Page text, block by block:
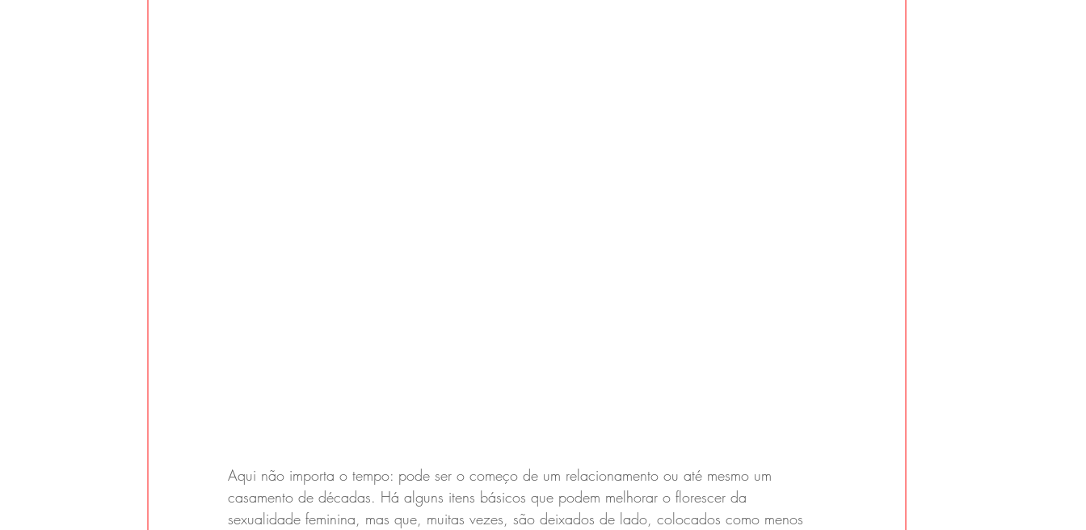
Aqui não importa o tempo: pode ser o começo de um relacionamento ou até mesmo um
casamento de décadas. Há alguns itens básicos que podem melhorar o florescer da
sexualidade feminina, mas que, muitas vezes, são deixados de lado, colocados como menos